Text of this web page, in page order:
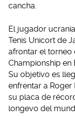
cancha.
El jugador
Tenis Unicort de
afrontar el torneo
Championship en
Su objetivo es
enfrentar a Roger
su placa de
longevo del